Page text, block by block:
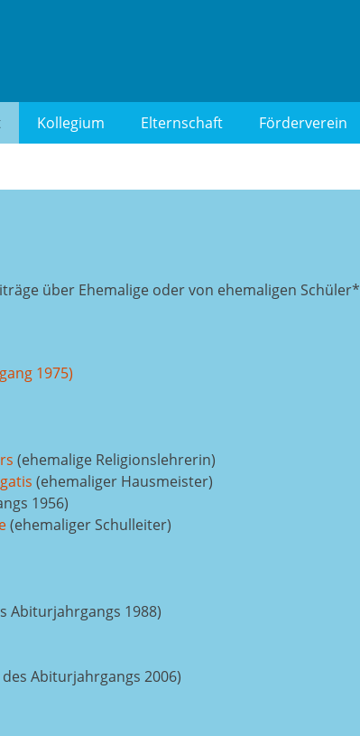
Kollegium Elternschaft Förderverein
über Ehemalige oder von ehemaligen
1975)
(ehemalige Religionslehrerin)
(ehemaliger Hausmeister)
1956)
(ehemaliger Schulleiter)
Abiturjahrgangs 1988)
Abiturjahrgangs 2006)